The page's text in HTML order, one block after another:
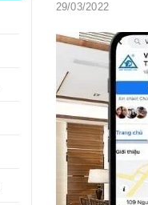
29/03/2022